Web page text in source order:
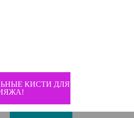
КИСТИ ДЛЯ